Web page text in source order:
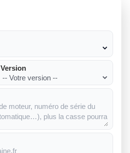
Version